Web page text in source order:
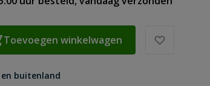
Toevoegen winkelwagen
buitenland